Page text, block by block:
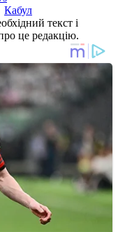
Кабул
текст і
це редакцію.